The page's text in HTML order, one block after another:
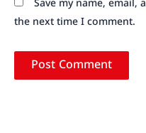
Save my name, email,
the next time I comment.